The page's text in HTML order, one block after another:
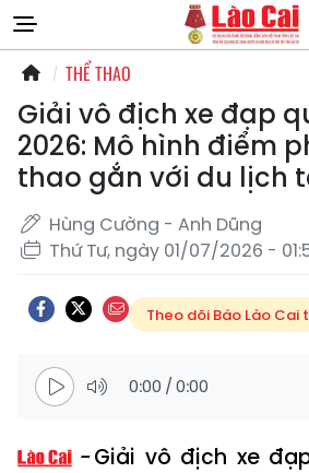
THỂ THAO
Giải vô địch xe đạp
2026: Mô hình điểm
thao gắn với du lịch
Hùng Cường - Anh Dũng
Thứ Tư, ngày 01/07/2026 -
Theo dõi Báo Lào Cai
0:00 /0:00
Giải vô địch xe